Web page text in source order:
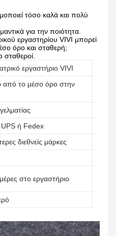
τόσο καλά και πολύ
για την ποιότητα.
εργαστηρίου VIVI μπορεί
όρο και σταθερή;
σταθεροί.
εργαστήριο VIVI
το μέσο όρο στην
ή Fedex
διεθνείς μάρκες
στο εργαστήριο